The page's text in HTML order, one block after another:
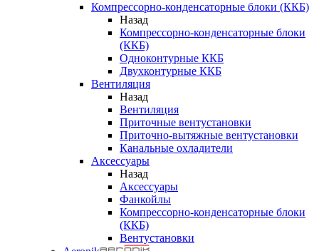
Компрессорно-конденсаторные блоки (ККБ)
Назад
Компрессорно-конденсаторные блоки
(ККБ)
Одноконтурные ККБ
Двухконтурные ККБ
Вентиляция
Назад
Вентиляция
Приточные вентустановки
Приточно-вытяжные вентустановки
Канальные охладители
Аксессуары
Назад
Аксессуары
Фанкойлы
Компрессорно-конденсаторные блоки
(ККБ)
Вентустановки